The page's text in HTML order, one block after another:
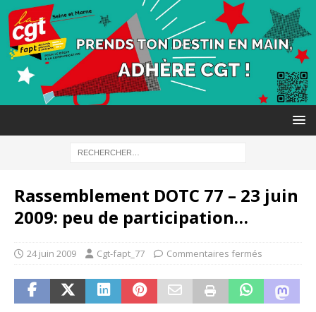
Rassemblement DOTC 77 – 23 juin
2009: peu de participation…
24 juin 2009 Cgt-fapt_77 Commentaires fermés